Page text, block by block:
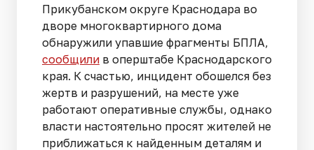
Прикубанском округе Краснодара во
дворе многоквартирного дома
обнаружили упавшие фрагменты БПЛА,
сообщили в оперштабе Краснодарского
края. К счастью, инцидент обошелся без
жертв и разрушений, на месте уже
работают оперативные службы, однако
власти настоятельно просят жителей не
приближаться к найденным деталям и